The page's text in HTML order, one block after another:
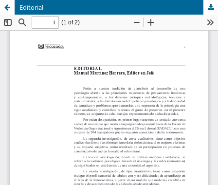
Editorial